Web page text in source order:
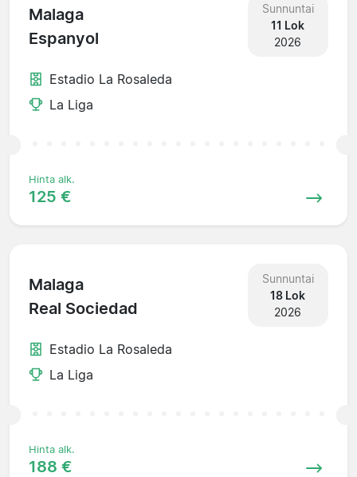
Malaga
Espanyol
Sunnuntai
11 Lok
2026
Estadio La Rosaleda
La Liga
Hinta alk.
125 €
Malaga
Real Sociedad
Sunnuntai
18 Lok
2026
Estadio La Rosaleda
La Liga
Hinta alk.
188 €